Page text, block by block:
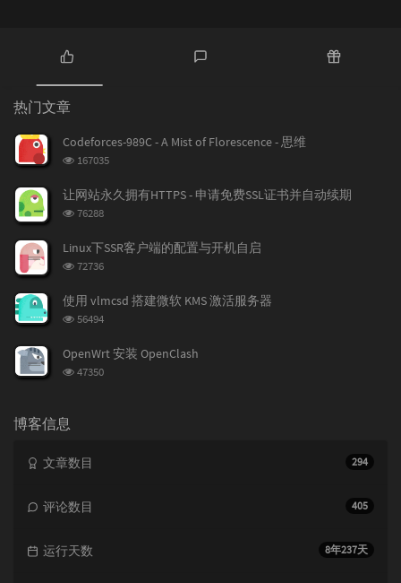
热
门
文
章
论
热门文章
Codeforces-989C - A Mist of Florescence - 思维
浏
次
数:
167035
让网站永久拥有HTTPS - 申请免费SSL证书并自动续期
浏
次
数:
76288
Linux下SSR客户端的配置与开机自启
浏
次
数:
72736
使用 vlmcsd 搭建微软 KMS 激活服务器
浏
次
数:
56494
OpenWrt 安装 OpenClash
浏
47350
博客信息
294
文章数目
405
评论数目
8年237天
运行天数